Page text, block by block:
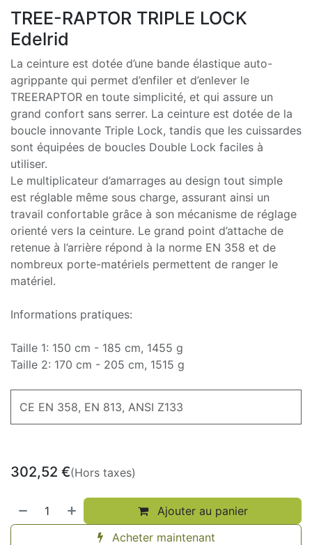
TREE-RAPTOR TRIPLE LOCK
Edelrid
La ceinture est dotée d’une bande élastique auto-
agrippante qui permet d’enfiler et d’enlever le
TREERAPTOR en toute simplicité, et qui assure un
grand confort sans serrer. La ceinture est dotée de la
boucle innovante Triple Lock, tandis que les cuissardes
sont équipées de boucles Double Lock faciles à
utiliser.
Le multiplicateur d’amarrages au design tout simple
est réglable même sous charge, assurant ainsi un
travail confortable grâce à son mécanisme de réglage
orienté vers la ceinture. Le grand point d’attache de
retenue à l’arrière répond à la norme EN 358 et de
nombreux porte-matériels permettent de ranger le
matériel.
Informations pratiques:
Taille 1: 150 cm - 185 cm, 1455 g
Taille 2: 170 cm - 205 cm, 1515 g
CE EN 358, EN 813, ANSI Z133
302,52 €(Hors taxes)
Ajouter au panier
Acheter maintenant